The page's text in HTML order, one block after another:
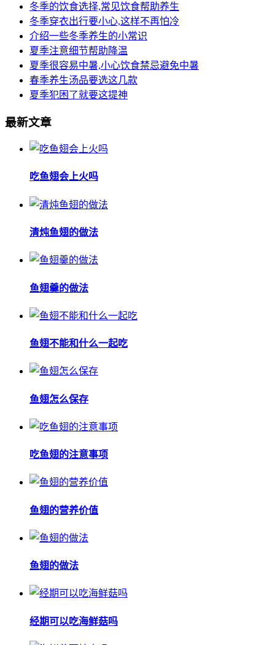
冬季的饮食选择,常见饮食帮助养生
冬季穿衣出行要小心,这样不再怕冷
介绍一些冬季养生的小常识
夏季注意细节帮助降温
夏季很容易中暑,小心饮食禁忌避免中暑
春季养生汤品要选这几款
夏季犯困了就要这提神
最新文章
吃鱼翅会上火吗
清炖鱼翅的做法
鱼翅羹的做法
鱼翅不能和什么一起吃
鱼翅怎么保存
吃鱼翅的注意事项
鱼翅的营养价值
鱼翅的做法
经期可以吃海鲜菇吗